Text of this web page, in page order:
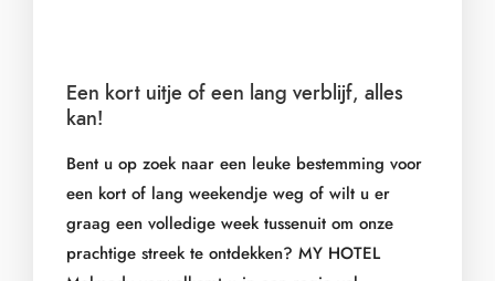
Een kort uitje of een lang verblijf, alles
kan!
Bent u op zoek naar een leuke bestemming voor
een kort of lang weekendje weg of wilt u er
graag een volledige week tussenuit om onze
prachtige streek te ontdekken? MY HOTEL